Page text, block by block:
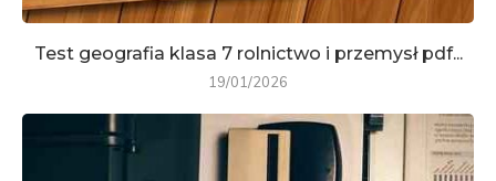
Test geografia klasa 7 rolnictwo i przemysł pdf...
19/01/2026